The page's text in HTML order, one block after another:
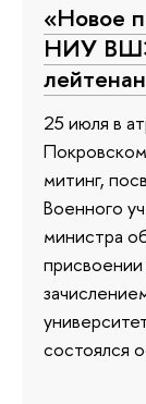
«Новое
НИУ ВШЭ
25 июля в
митинг,
Военного
министра
присвоении
состоялся